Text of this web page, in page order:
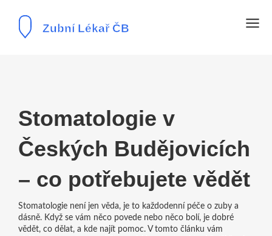
Stomatologie v
Českých Budějovicích
– co potřebujete vědět
Stomatologie není jen věda, je to každodenní péče o zuby a
dásně. Když se vám něco povede nebo něco bolí, je dobré
vědět, co dělat, a kde najít pomoc. V tomto článku vám